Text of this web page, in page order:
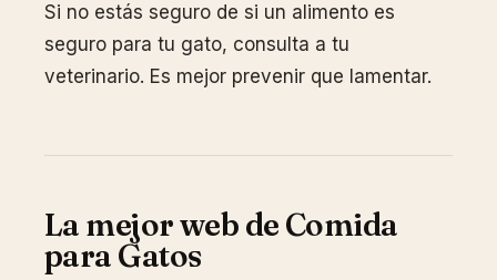
Si no estás seguro de si un alimento es
seguro para tu gato, consulta a tu
veterinario. Es mejor prevenir que lamentar.
La mejor web de Comida
para Gatos